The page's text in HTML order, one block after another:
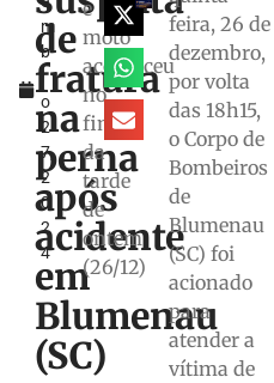
m
b
r
o
2
7,
2
0
2
4
de
fratura
na
perna
após
acidente
em
Blumenau
(SC)
e
moto
aconteceu
no
fim
da
tarde
de
ontem
(26/12)
feira, 26 de
dezembro,
por volta
das 18h15,
o Corpo de
Bombeiros
de
Blumenau
(SC) foi
acionado
para
atender a
vítima de